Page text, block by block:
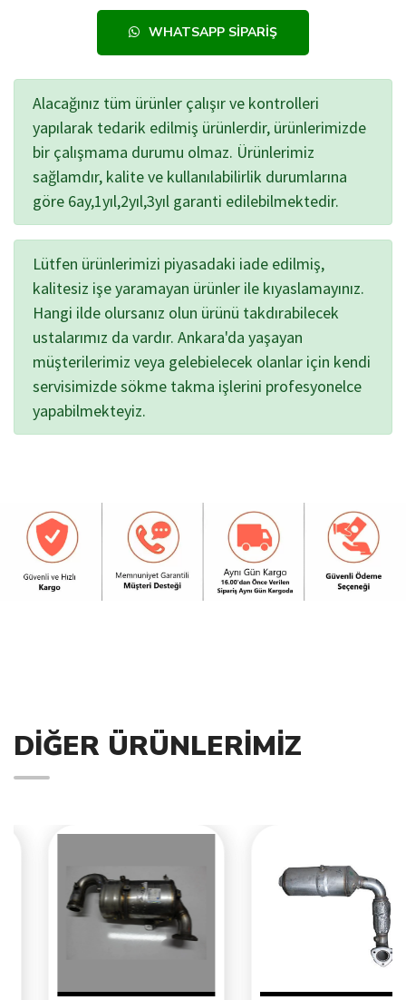
WHATSAPP SIPARIŞ
Alacağınız tüm ürünler çalışır ve kontrolleri
yapılarak tedarik edilmiş ürünlerdir, ürünlerimizde
bir çalışmama durumu olmaz. Ürünlerimiz
sağlamdır, kalite ve kullanılabilirlik durumlarına
göre 6ay,1yıl,2yıl,3yıl garanti edilebilmektedir.
Lütfen ürünlerimizi piyasadaki iade edilmiş,
kalitesiz işe yaramayan ürünler ile kıyaslamayınız.
Hangi ilde olursanız olun ürünü takdırabilecek
ustalarımız da vardır. Ankara'da yaşayan
müşterilerimiz veya gelebielecek olanlar için kendi
servisimizde sökme takma işlerini profesyonelce
yapabilmekteyiz.
DIĞER ÜRÜNLERIMIZ